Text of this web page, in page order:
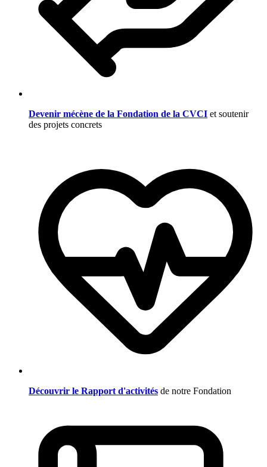
Devenir mécène de la Fondation de la CVCI et soutenir
des projets concrets
Découvrir le Rapport d'activités de notre Fondation